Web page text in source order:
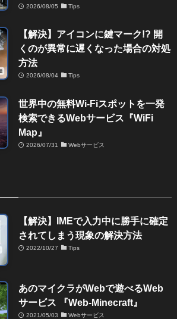
2026/08/05 Tips
【解決】アイコンに鍵マーク!? 開
くのが異常に遅くなった場合の対処
方法
2026/08/04 Tips
世界中の無料Wi-Fiスポットを一発
検索できるWebサービス『WiFi
Map』
2026/07/31 Webサービス
【解決】IMEで入力中に勝手に確定
されてしまう現象の解決方法
2022/10/27 Tips
あのマイクラがWebで遊べるWeb
サービス 『Web-Minecraft』
2021/05/03 Webサービス